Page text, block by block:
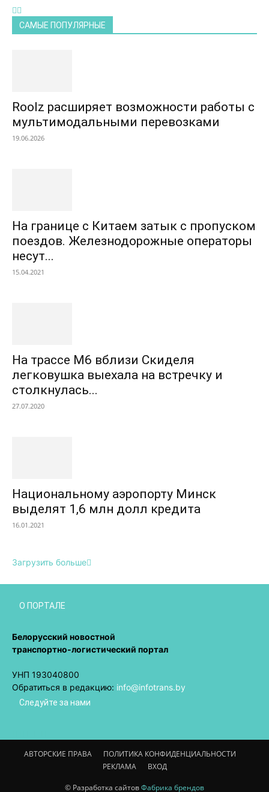
САМЫЕ ПОПУЛЯРНЫЕ
Roolz расширяет возможности работы с
мультимодальными перевозками
19.06.2026
На границе с Китаем затык с пропуском
поездов. Железнодорожные операторы
несут...
15.04.2021
На трассе М6 вблизи Скиделя
легковушка выехала на встречку и
столкнулась...
27.07.2020
Национальному аэропорту Минск
выделят 1,6 млн долл кредита
16.01.2021
Загрузить больше
О ПОРТАЛЕ
Белорусский новостной
транспортно-логистический портал
УНП 193040800
Обратиться в редакцию: info@infotrans.bу
Следуйте за нами
АВТОРСКИЕ ПРАВА
ПОЛИТИКА КОНФИДЕНЦИАЛЬНОСТИ
РЕКЛАМА
ВХОД
© Разработка сайтовФабрика брендов